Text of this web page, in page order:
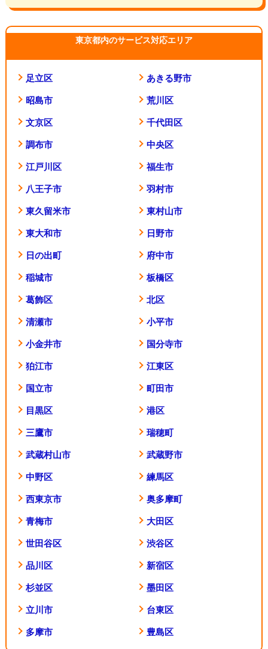
東京都内のサービス対応エリア
足立区 あきる野市
昭島市 荒川区
文京区 千代田区
調布市 中央区
江戸川区 福生市
八王子市 羽村市
東久留米市 東村山市
東大和市 日野市
日の出町 府中市
稲城市 板橋区
葛飾区 北区
清瀬市 小平市
小金井市 国分寺市
狛江市 江東区
国立市 町田市
目黒区 港区
三鷹市 瑞穂町
武蔵村山市 武蔵野市
中野区 練馬区
西東京市 奥多摩町
青梅市 大田区
世田谷区 渋谷区
品川区 新宿区
杉並区 墨田区
立川市 台東区
多摩市 豊島区